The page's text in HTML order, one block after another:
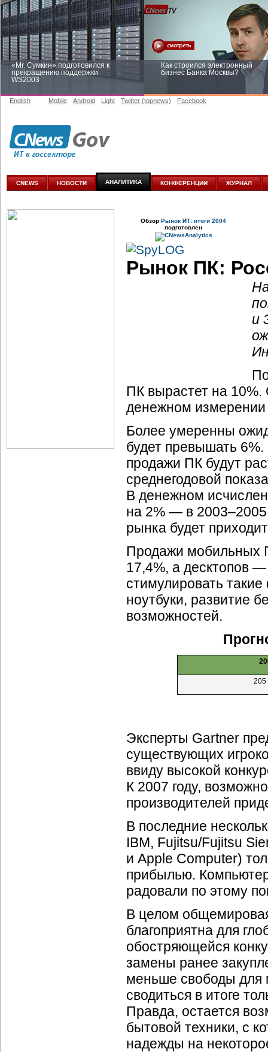
«Mr. Сумкин» подготовился к
прекращению поддержки
WS2003
Как строился электронный
бизнес Банка Москвы?
Заоблачная оптимизация: как
аналитике
English Mobile Android Light Twitter (topnews) Facebook
CNEWS НОВОСТИ АНАЛИТИКА КОНФЕРЕНЦИИ ЖУРНАЛ
Обзор Рынок ИТ: итоги 2004
подготовлен
Рынок ПК:
и
ПК вырастет на 10%.
денежном
Более умеренны
будет превышать
продажи ПК будут
среднегодовой
В денежном
на 2% — в 2003–2005
рынка будет
Продажи мобильных
17,4%, а десктопов
стимулировать
ноутбуки, развитие
возможностей.
205
Эксперты Gartner
существующих
ввиду высокой
К 2007 году,
производителей
В последние
IBM, Fujitsu/Fujitsu
и Apple Computer)
прибылью.
радовали по этому
В целом
благоприятна для
обостряющейся
замены ранее
меньше свободы для
сводиться в итоге
Правда, остается
бытовой техники, с
надежды на